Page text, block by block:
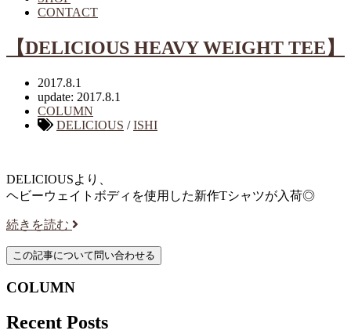
CONTACT
【DELICIOUS HEAVY WEIGHT TEE】
2017.8.1
update: 2017.8.1
COLUMN
DELICIOUS /ISHI
DELICIOUSより、
ヘビーウェイトボディを使用した新作Tシャツが入荷◎
続きを読む
COLUMN
Recent Posts